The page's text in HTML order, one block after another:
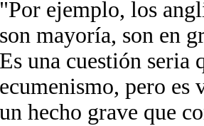
"Por ejemplo, los
son mayoría, son en
Es una cuestión seria
ecumenismo, pero es
un hecho grave que